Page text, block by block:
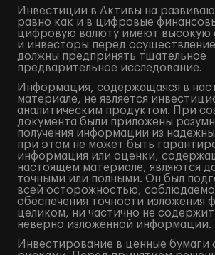
Инвестиции в Активы на
равно как и в цифровые
цифровую валюту имеют высокую
и инвесторы перед
должны предпринять тщательное
предварительное исследование.
Информация, содержащаяся в
материале, не является
аналитическим продуктом. При
документа были приложены
получения информации из
при этом не может быть
информация или оценки,
настоящем материале, являются
точными или полными. Он был
всей осторожностью,
обеспечения точности изложения
целиком, ни частично не
неверно изложенной информации.
Инвестирование в ценные бумаги